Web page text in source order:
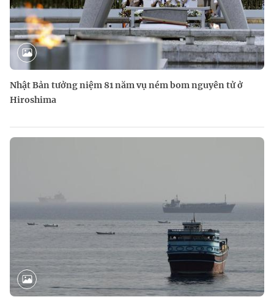
Nhật Bản tưởng niệm 81 năm vụ ném bom nguyên tử ở
Hiroshima